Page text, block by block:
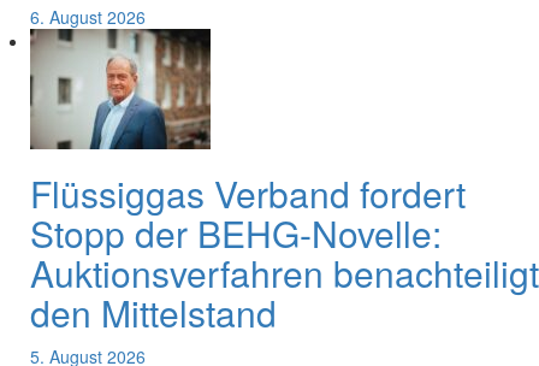
6. August 2026
Flüssiggas Verband fordert
Stopp der BEHG-Novelle:
Auktionsverfahren benachteiligt
den Mittelstand
5. August 2026